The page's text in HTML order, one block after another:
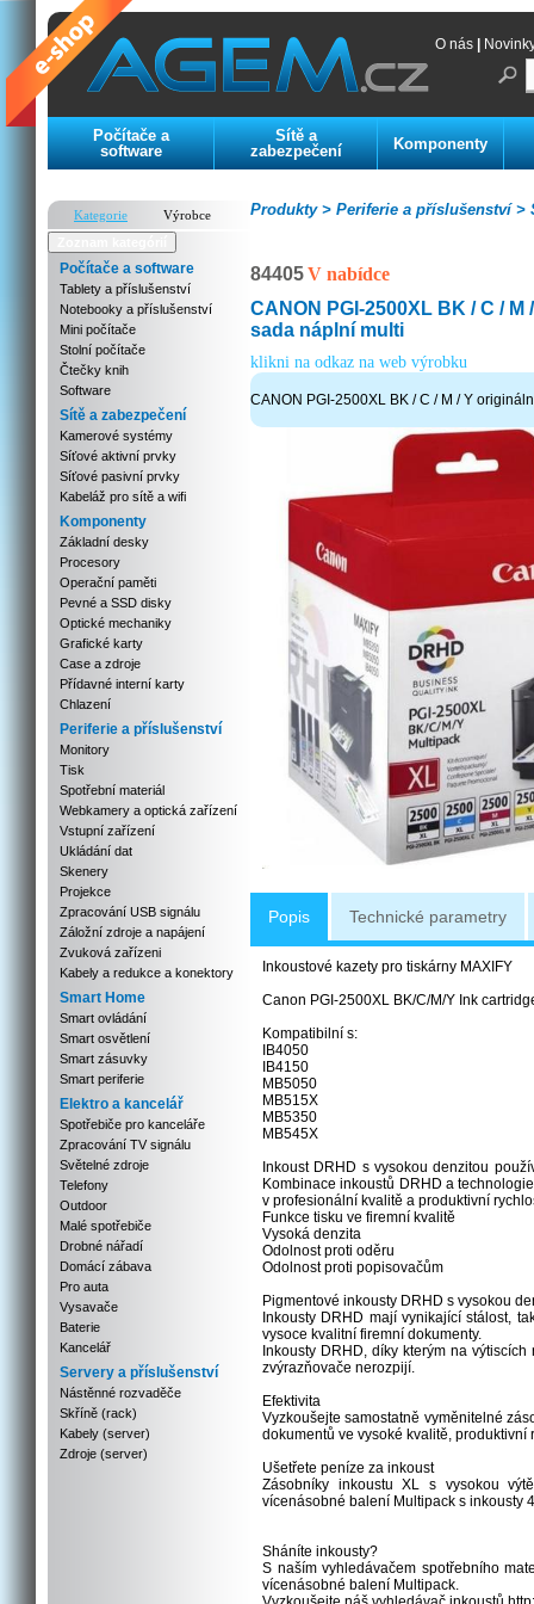
O nás
Počítače a
software
Sítě a
zabezpečení
Komponenty
Kategorie
Výrobce
Počítače a software
Tablety a příslušenství
Notebooky a příslušenství
Mini počítače
Stolní počítače
Čtečky knih
Software
Sítě a zabezpečení
Kamerové systémy
Síťové aktivní prvky
Síťové pasivní prvky
Kabeláž pro sítě a wifi
Komponenty
Základní desky
Procesory
Operační paměti
Pevné a SSD disky
Optické mechaniky
Grafické karty
Case a zdroje
Přídavné interní karty
Chlazení
Periferie a příslušenství
Monitory
Tisk
Spotřební materiál
Webkamery a optická zařízení
Vstupní zařízení
Ukládání dat
Skenery
Projekce
Zpracování USB signálu
Záložní zdroje a napájení
Zvuková zařízeni
Kabely a redukce a konektory
Smart Home
Smart ovládání
Smart osvětlení
Smart zásuvky
Smart periferie
Elektro a kancelář
Spotřebiče pro kanceláře
Zpracování TV signálu
Světelné zdroje
Telefony
Outdoor
Malé spotřebiče
Drobné nářadí
Domácí zábava
Pro auta
Vysavače
Baterie
Kancelář
Servery a příslušenství
Nástěnné rozvaděče
Skříně (rack)
Kabely (server)
Zdroje (server)
Periferie a příslušenství >
Produkty >
84405V nabídce
CANON PGI-2500XL BK / C /
sada náplní multi
klikni na odkaz na web výrobku
CANON PGI-2500XL BK / C / M / Y
Popis Technické parametry
Inkoustové kazety pro tiskárny MAXIFY
Canon PGI-2500XL BK/C/M/Y Ink
Kompatibilní s:
IB4050
IB4150
MB5050
MB515X
MB5350
MB545X
Inkoust DRHD s vysokou denzitou
Kombinace inkoustů DRHD a
v profesionální kvalitě a produktivní
Funkce tisku ve firemní kvalitě
Vysoká denzita
Odolnost proti oděru
Odolnost proti popisovačům
Pigmentové inkousty DRHD s vysokou
Inkousty DRHD mají vynikající stálost,
vysoce kvalitní firemní dokumenty.
Inkousty DRHD, díky kterým na
zvýrazňovače nerozpijí.
Efektivita
Vyzkoušejte samostatně vyměnitelné
dokumentů ve vysoké kvalitě, produktivní
Ušetřete peníze za inkoust
Zásobníky inkoustu XL s vysokou
vícenásobné balení Multipack s inkousty
Sháníte inkousty?
S naším vyhledávačem spotřebního
vícenásobné balení Multipack.